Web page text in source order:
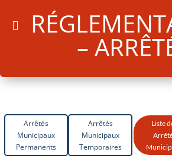
–
Arrêtés
Municipaux
Permanents
Arrêtés
Municipaux
Temporaires
Liste